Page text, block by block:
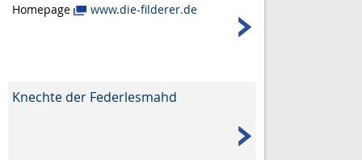
Homepage www.die-filderer.de
Knechte der Federlesmahd